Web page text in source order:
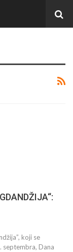
koji se
septembra, Dana